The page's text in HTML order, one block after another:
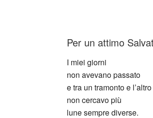
Per un attimo
I miei giorni
non avevano passato
e tra un tramonto e l’altro
non cercavo più
lune sempre diverse.